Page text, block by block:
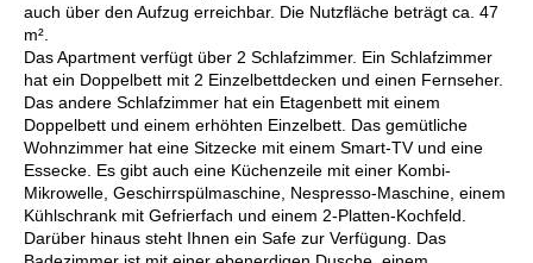
auch über den Aufzug erreichbar. Die Nutzfläche beträgt ca. 47
m².
Das Apartment verfügt über 2 Schlafzimmer. Ein Schlafzimmer
hat ein Doppelbett mit 2 Einzelbettdecken und einen Fernseher.
Das andere Schlafzimmer hat ein Etagenbett mit einem
Doppelbett und einem erhöhten Einzelbett. Das gemütliche
Wohnzimmer hat eine Sitzecke mit einem Smart-TV und eine
Essecke. Es gibt auch eine Küchenzeile mit einer Kombi-
Mikrowelle, Geschirrspülmaschine, Nespresso-Maschine, einem
Kühlschrank mit Gefrierfach und einem 2-Platten-Kochfeld.
Darüber hinaus steht Ihnen ein Safe zur Verfügung. Das